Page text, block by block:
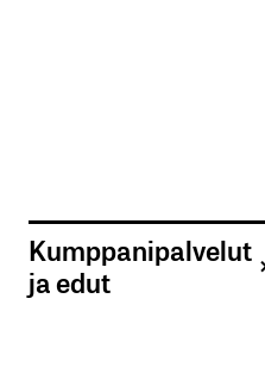
Kumppanipalvelut
ja edut